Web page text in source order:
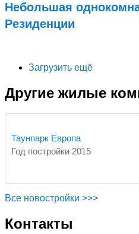
Небольшая
Резиденции
Загрузить ещё
Другие жилые
Таунпарк Европа
Год постройки 2015
Все новостройки >>>
Контакты